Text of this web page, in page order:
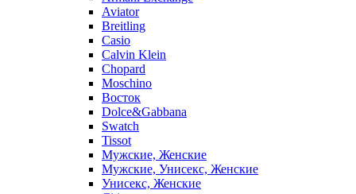
Aviator
Breitling
Casio
Calvin Klein
Chopard
Moschino
Восток
Dolce&Gabbana
Swatch
Tissot
Мужские, Женские
Мужские, Унисекс, Женские
Унисекс, Женские